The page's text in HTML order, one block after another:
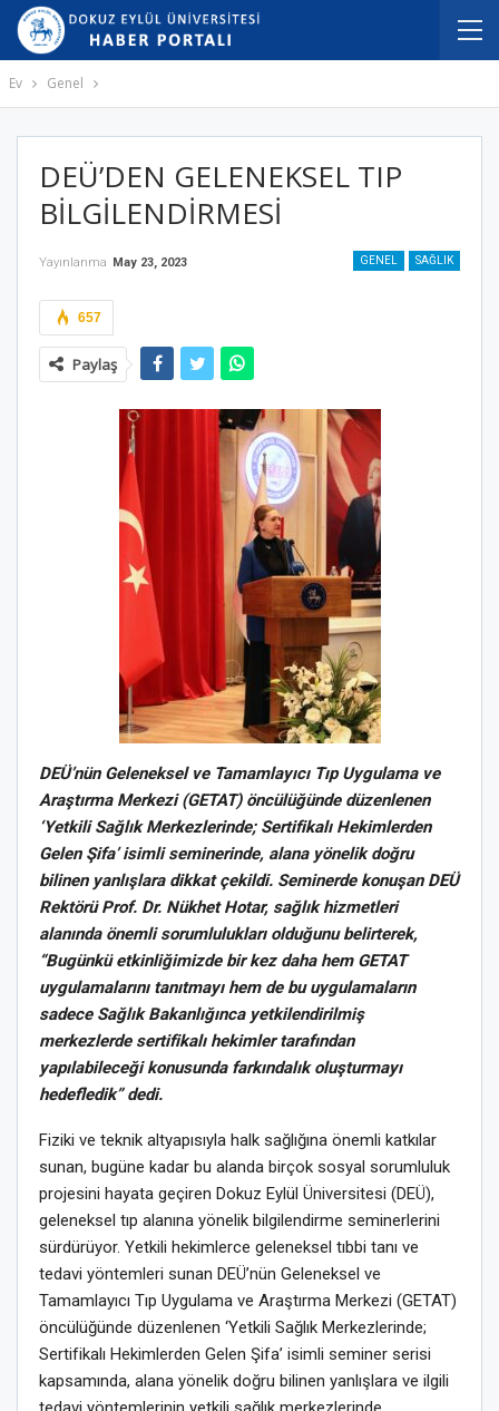
Ev Genel
DEÜ’DEN GELENEKSEL TIP
BİLGİLENDİRMESİ
GENEL SAĞLIK
Yayınlanma May 23, 2023
657
Paylaş
DEÜ’nün Geleneksel ve Tamamlayıcı Tıp Uygulama ve
Araştırma Merkezi (GETAT) öncülüğünde düzenlenen
‘Yetkili Sağlık Merkezlerinde; Sertifikalı Hekimlerden
Gelen Şifa’ isimli seminerinde, alana yönelik doğru
bilinen yanlışlara dikkat çekildi. Seminerde konuşan DEÜ
Rektörü Prof. Dr. Nükhet Hotar, sağlık hizmetleri
alanında önemli sorumlulukları olduğunu belirterek,
“Bugünkü etkinliğimizde bir kez daha hem GETAT
uygulamalarını tanıtmayı hem de bu uygulamaların
sadece Sağlık Bakanlığınca yetkilendirilmiş
merkezlerde sertifikalı hekimler tarafından
yapılabileceği konusunda farkındalık oluşturmayı
hedefledik” dedi.
Fiziki ve teknik altyapısıyla halk sağlığına önemli katkılar
sunan, bugüne kadar bu alanda birçok sosyal sorumluluk
projesini hayata geçiren Dokuz Eylül Üniversitesi (DEÜ),
geleneksel tıp alanına yönelik bilgilendirme seminerlerini
sürdürüyor. Yetkili hekimlerce geleneksel tıbbi tanı ve
tedavi yöntemleri sunan DEÜ’nün Geleneksel ve
Tamamlayıcı Tıp Uygulama ve Araştırma Merkezi (GETAT)
öncülüğünde düzenlenen ‘Yetkili Sağlık Merkezlerinde;
Sertifikalı Hekimlerden Gelen Şifa’ isimli seminer serisi
kapsamında, alana yönelik doğru bilinen yanlışlara ve ilgili